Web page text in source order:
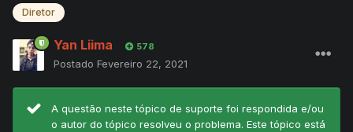
Diretor
Yan Liima 578
Postado Fevereiro 22, 2021
A questão neste tópico de suporte foi respondida e/ou
o autor do tópico resolveu o problema. Este tópico está